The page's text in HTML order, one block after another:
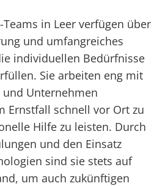
in Leer verfügen über
und umfangreiches
individuellen Bedürfnisse
Sie arbeiten eng mit
Unternehmen
Ernstfall schnell vor Ort zu
Hilfe zu leisten. Durch
und den Einsatz
sind sie stets auf
um auch zukünftigen